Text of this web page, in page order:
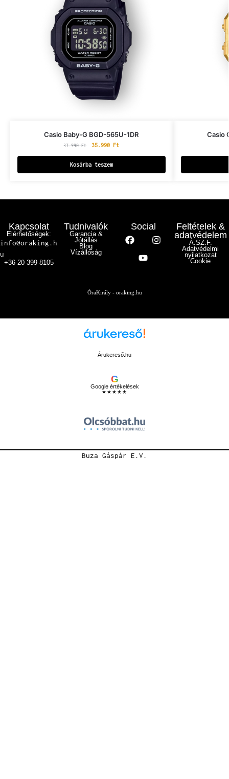
Casio Baby-G BGD-565U-1DR
37.990Ft 35.990 Ft
Kosárba teszem
Casio
Kapcsolat
Elérhetőségek:
info@oraking.h
u
+36 20 399 8105
Tudnivalók
Garancia &
Jótállás
Blog
Vízállóság
Social
Feltételek &
adatvédelem
Á.SZ.F.
Adatvédelmi
nyilatkozat
Cookie
ÓraKirály - oraking.hu
Árukereső.hu
G
Google értékelések
★★★★★
Buza Gáspár E.V.